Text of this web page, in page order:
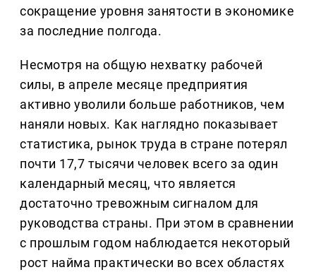
сокращение уровня занятости в экономике
за последние полгода.
Несмотря на общую нехватку рабочей
силы, в апреле месяце предприятия
активно уволили больше работников, чем
наняли новых. Как наглядно показывает
статистика, рынок труда в стране потерял
почти 17,7 тысячи человек всего за один
календарный месяц, что является
достаточно тревожным сигналом для
руководства страны. При этом в сравнении
с прошлым годом наблюдается некоторый
рост найма практически во всех областях